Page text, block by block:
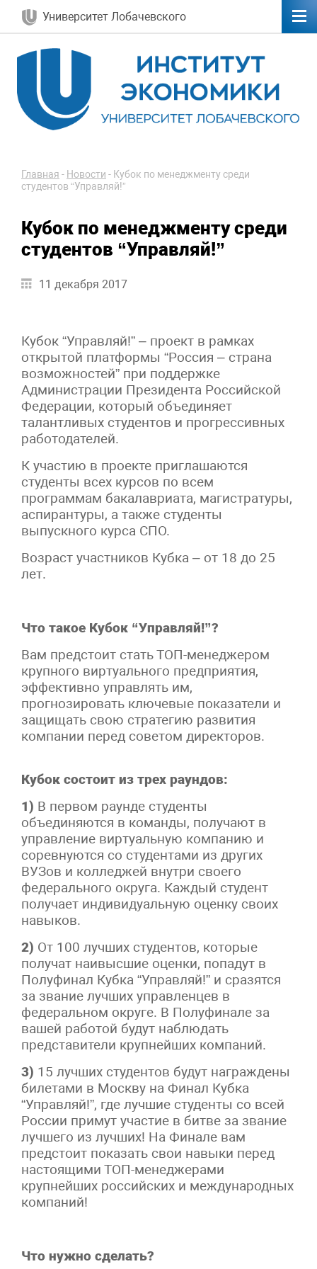
Университет Лобачевского
Главная - Новости - Кубок по менеджменту среди
студентов “Управляй!”
Кубок по менеджменту среди
студентов “Управляй!”
11 декабря 2017
Кубок “Управляй!” – проект в рамках
открытой платформы “Россия – страна
возможностей” при поддержке
Администрации Президента Российской
Федерации, который объединяет
талантливых студентов и прогрессивных
работодателей.
К участию в проекте приглашаются
студенты всех курсов по всем
программам бакалавриата, магистратуры,
аспирантуры, а также студенты
выпускного курса СПО.
Возраст участников Кубка – от 18 до 25
лет.
Что такое Кубок “Управляй!”?
Вам предстоит стать ТОП-менеджером
крупного виртуального предприятия,
эффективно управлять им,
прогнозировать ключевые показатели и
защищать свою стратегию развития
компании перед советом директоров.
Кубок состоит из трех раундов:
1) В первом раунде студенты
объединяются в команды, получают в
управление виртуальную компанию и
соревнуются со студентами из других
ВУЗов и колледжей внутри своего
федерального округа. Каждый студент
получает индивидуальную оценку своих
навыков.
2) От 100 лучших студентов, которые
получат наивысшие оценки, попадут в
Полуфинал Кубка “Управляй!” и сразятся
за звание лучших управленцев в
федеральном округе. В Полуфинале за
вашей работой будут наблюдать
представители крупнейших компаний.
3) 15 лучших студентов будут награждены
билетами в Москву на Финал Кубка
“Управляй!”, где лучшие студенты со всей
России примут участие в битве за звание
лучшего из лучших! На Финале вам
предстоит показать свои навыки перед
настоящими ТОП-менеджерами
крупнейших российских и международных
компаний!
Что нужно сделать?